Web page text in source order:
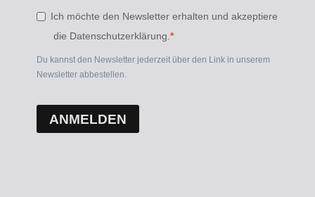
Ich möchte den Newsletter erhalten und akzeptiere
die Datenschutzerklärung.
Du kannst den Newsletter jederzeit über den Link in unserem
Newsletter abbestellen.
ANMELDEN